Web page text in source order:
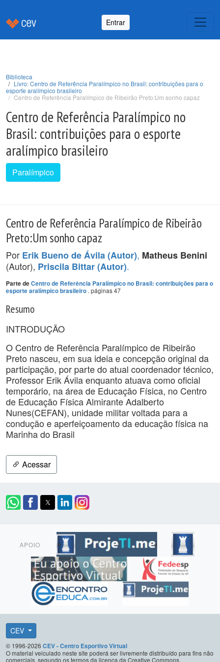
Entrar
Biblioteca
Livro: Centro de Referência Paralímpico no Brasil: contribuições para o
esporte aralímpico brasileiro
Centro de Referência Paralímpico de Ribeirão Preto:Um sonho capaz
Centro de Referência Paralímpico no
Brasil: contribuições para o esporte
aralímpico brasileiro
Paralímpico
Centro de Referência Paralímpico de Ribeirão
Preto:Um sonho capaz
Por Erik Bueno de Ávila (Autor), Matheus Benini
(Autor), Priscila Bittar (Autor).
Parte deCentro de Referência Paralímpico no Brasil: contribuições para o
esporte aralímpico brasileiro . páginas 47
Resumo
INTRODUÇÃO
O Centro de Referência Paralímpico de Ribeirão
Preto nasceu, em sua ideia e concepção original da
participação, por parte do atual coordenador técnico,
Professor Erik Ávila enquanto atuava como oficial
temporário, na área de Educação Física, no Centro
de Educação Física Almirante Adalberto
Nunes(CEFAN), unidade militar voltada para a
condução e aperfeiçoamento da educação física na
Marinha do Brasil
Acessar
APOIO
CEV
© 1996-2026 CEV - Centro Esportivo Virtual
O material veiculado neste site poderá ser livremente distribuído para fins não
comerciais, segundo os termos da licença da Creative Commons.